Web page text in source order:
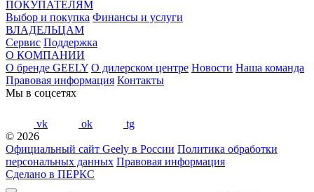
ПОКУПАТЕЛЯМ
Выбор и покупка Финансы и услуги
ВЛАДЕЛЬЦАМ
Сервис Поддержка
О КОМПАНИИ
О бренде GEELY О дилерском центре Новости Наша команда
Правовая информация Контакты
Мы в соцсетях
vk ok
tg
© 2026
Официальный сайт Geely в России Политика обработки
персональных данных Правовая информация
Сделано в ПЕРКС